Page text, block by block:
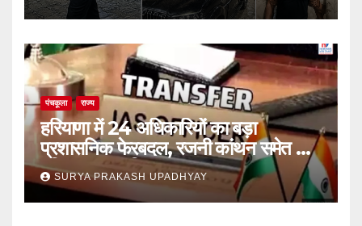
पंचकूला राज्य
हरियाणा में 24 अधिकारियों का बड़ा
प्रशासनिक फेरबदल, रजनी कांथन समेत कई
वरिष्ठ IAS शामिल
SURYA PRAKASH UPADHYAY